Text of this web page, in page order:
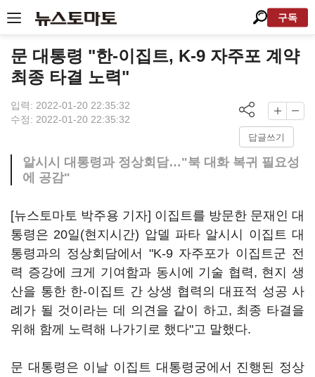
구독
문 대통령 "한-이집트, K-9 자주포 계약
최종 타결 노력"
입력: 2022-01-20 22:35:32
수정: 2022-01-20 22:35:32
답글쓰기
알시시 대통령과 정상회담…"북 대화 복귀 필요성
에 공감"
[뉴스토마토 박주용 기자] 이집트를 방문한 문재인 대
통령은 20일(현지시간) 압델 파타 알시시 이집트 대
통령과의 정상회담에서 "K-9 자주포가 이집트군 전
력 증강에 크게 기여함과 동시에 기술 협력, 현지 생
산을 통한 한-이집트 간 상생 협력의 대표적 성공 사
례가 될 것이라는 데 의견을 같이 하고, 최종 타결을
위해 함께 노력해 나가기로 했다"고 말했다.
문 대통령은 이날 이집트 대통령궁에서 진행된 정상